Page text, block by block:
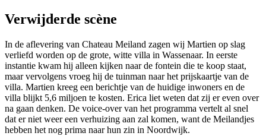
Verwijderde scène
In de aflevering van Chateau Meiland zagen wij Martien op slag
verliefd worden op de grote, witte villa in Wassenaar. In eerste
instantie kwam hij alleen kijken naar de fontein die te koop staat,
maar vervolgens vroeg hij de tuinman naar het prijskaartje van de
villa. Martien kreeg een berichtje van de huidige inwoners en de
villa blijkt 5,6 miljoen te kosten. Erica liet weten dat zij er even over
na gaan denken. De voice-over van het programma vertelt al snel
dat er niet weer een verhuizing aan zal komen, want de Meilandjes
hebben het nog prima naar hun zin in Noordwijk.